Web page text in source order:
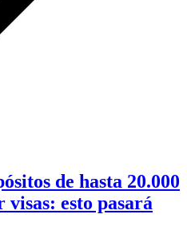
de hasta 20.000
esto pasará